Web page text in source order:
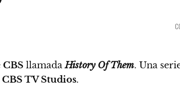
CBS llamadaHistory Of Them. Una
CBS TV Studios.